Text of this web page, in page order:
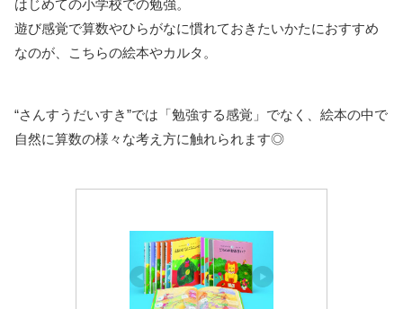
はじめての小学校での勉強。
遊び感覚で算数やひらがなに慣れておきたいかたにおすすめ
なのが、こちらの絵本やカルタ。
“さんすうだいすき”では「勉強する感覚」でなく、絵本の中で
自然に算数の様々な考え方に触れられます◎